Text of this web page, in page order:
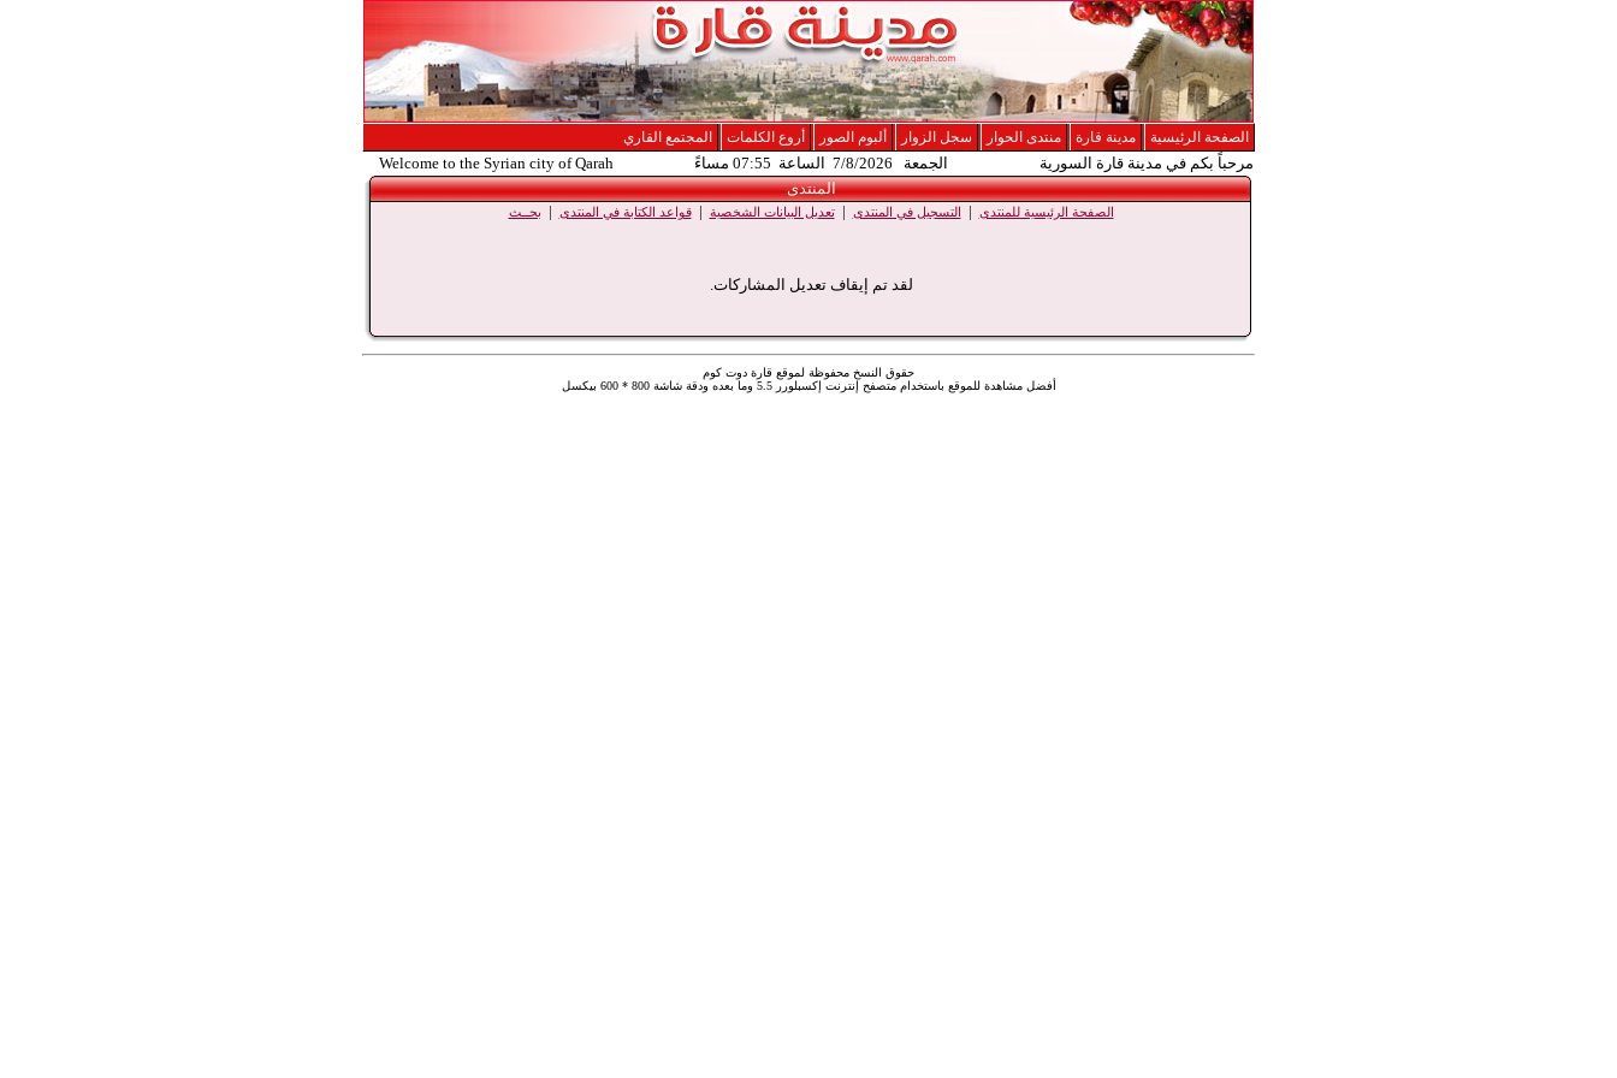
الصفحة الرئيسية مدينة قارة منتدى الحوار سجل الزوار ألبوم الصور أروع الكلمات المجتمع القاري
مرحباً بكم في مدينة قارة السورية الجمعة 7/8/2026 الساعة 07:55 مساءً
Welcome to the Syrian city of Qarah
المنتدى
الصفحة الرئيسية للمنتدى | التسجيل في المنتدى |تعديل البيانات الشخصية |قواعد الكتابة في المنتدى | بحــث
لقد تم إيقاف تعديل المشاركات.
حقوق النسخ محفوظة لموقع قارة دوت كوم
أفضل مشاهدة للموقع باستخدام متصفح إنترنت إكسبلورر 5.5 وما بعده ودقة شاشة 800 * 600 بيكسل